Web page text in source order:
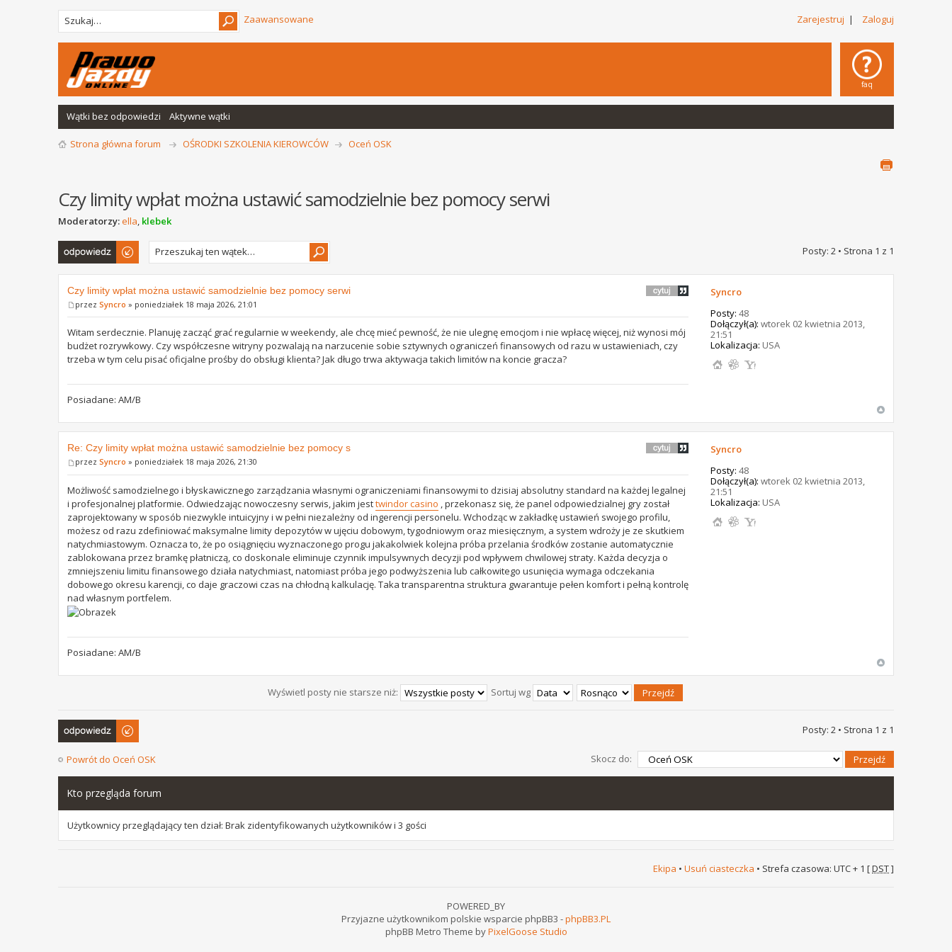
Zarejestruj | Zaloguj
Zaawansowane
faq
Wątki bez odpowiedzi Aktywne wątki
Strona główna forum OŚRODKI SZKOLENIA KIEROWCÓW Oceń OSK
Czy limity wpłat można ustawić samodzielnie bez pomocy serwi
Moderatorzy:ella, klebek
Odpowiedz Posty: 2 • Strona 1 z 1
Czy limity wpłat można ustawić samodzielnie bez pomocy serwi
przez Syncro » poniedziałek 18 maja 2026, 21:01
Witam serdecznie. Planuję zacząć grać regularnie w weekendy, ale chcę mieć pewność, że nie ulegnę emocjom i nie wpłacę więcej, niż wynosi mój
budżet rozrywkowy. Czy współczesne witryny pozwalają na narzucenie sobie sztywnych ograniczeń finansowych od razu w ustawieniach, czy
trzeba w tym celu pisać oficjalne prośby do obsługi klienta? Jak długo trwa aktywacja takich limitów na koncie gracza?
Posiadane: AM/B
Syncro
Posty: 48
Dołączył(a): wtorek 02 kwietnia 2013,
21:51
Lokalizacja: USA
Re: Czy limity wpłat można ustawić samodzielnie bez pomocy s
przez Syncro » poniedziałek 18 maja 2026, 21:30
Możliwość samodzielnego i błyskawicznego zarządzania własnymi ograniczeniami finansowymi to dzisiaj absolutny standard na każdej legalnej
i profesjonalnej platformie. Odwiedzając nowoczesny serwis, jakim jesttwindor casino , przekonasz się, że panel odpowiedzialnej gry został
zaprojektowany w sposób niezwykle intuicyjny i w pełni niezależny od ingerencji personelu. Wchodząc w zakładkę ustawień swojego profilu,
możesz od razu zdefiniować maksymalne limity depozytów w ujęciu dobowym, tygodniowym oraz miesięcznym, a system wdroży je ze skutkiem
natychmiastowym. Oznacza to, że po osiągnięciu wyznaczonego progu jakakolwiek kolejna próba przelania środków zostanie automatycznie
zablokowana przez bramkę płatniczą, co doskonale eliminuje czynnik impulsywnych decyzji pod wpływem chwilowej straty. Każda decyzja o
zmniejszeniu limitu finansowego działa natychmiast, natomiast próba jego podwyższenia lub całkowitego usunięcia wymaga odczekania
dobowego okresu karencji, co daje graczowi czas na chłodną kalkulację. Taka transparentna struktura gwarantuje pełen komfort i pełną kontrolę
nad własnym portfelem.
Posiadane: AM/B
Syncro
Posty: 48
Dołączył(a): wtorek 02 kwietnia 2013,
21:51
Lokalizacja: USA
Wyświetl posty nie starsze niż: Sortuj wg
Odpowiedz Posty: 2 • Strona 1 z 1
Powrót do Oceń OSK Skocz do:
Kto przegląda forum
Użytkownicy przeglądający ten dział: Brak zidentyfikowanych użytkowników i 3 gości
Ekipa • Usuń ciasteczka • Strefa czasowa: UTC + 1 [DST]
POWERED_BY
Przyjazne użytkownikom polskie wsparcie phpBB3 -phpBB3.PL
phpBB Metro Theme byPixelGoose Studio